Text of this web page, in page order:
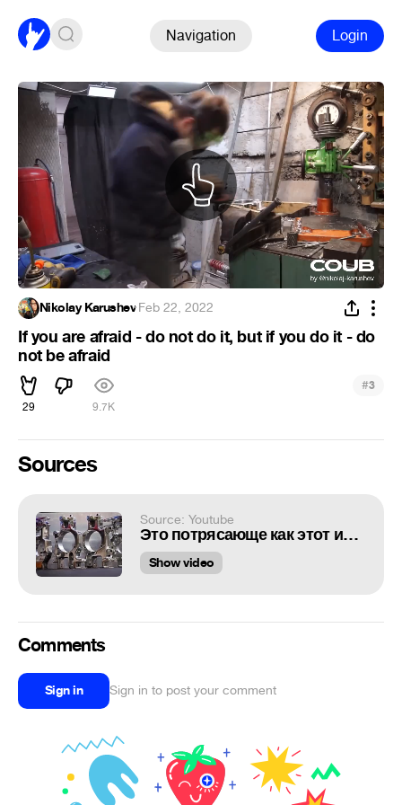
Navigation Login
Nikolay Karushev·Feb 22, 2022
If you are afraid - do not do it, but if you do it - do
not be afraid
29 9.7K
#3
Sources
Source: Youtube
Это потрясающе как этот инженер в ГАРАЖЕ делает детали для гоночного болида
Show video
Comments
Sign in Sign in to post your comment